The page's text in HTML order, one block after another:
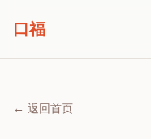
口福
← 返回首页